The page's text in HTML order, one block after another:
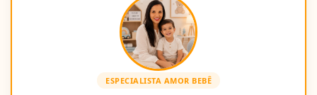
ESPECIALISTA AMOR BEBÊ